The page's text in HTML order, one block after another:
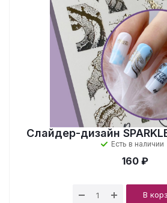
Слайдер-дизайн
Есть в наличии
160 ₽
В